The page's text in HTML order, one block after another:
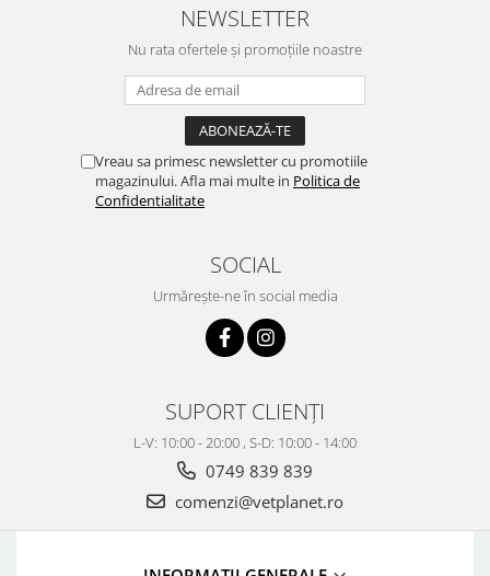
NEWSLETTER
Nu rata ofertele și promoțiile noastre
Vreau sa primesc newsletter cu promotiile
magazinului. Afla mai multe in Politica de
Confidentialitate
SOCIAL
Urmărește-ne în social media
SUPORT CLIENȚI
L-V: 10:00 - 20:00 , S-D: 10:00 - 14:00
0749 839 839
comenzi@vetplanet.ro